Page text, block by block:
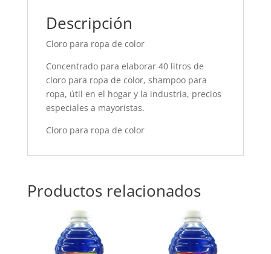
Descripción
Cloro para ropa de color
Concentrado para elaborar 40 litros de
cloro para ropa de color, shampoo para
ropa, útil en el hogar y la industria, precios
especiales a mayoristas.
Cloro para ropa de color
Productos relacionados